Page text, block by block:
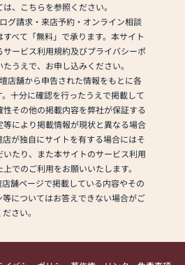
、こちらを参照ください。
グ請求・来店予約・オンライン相談
べて「無料」で承ります。本サイト
ービス利用規約及びプライバシーポ
うえで、お申し込みください。
店舗から申告された情報をもとに各
十分に確認を行ったうえで掲載して
その他の掲載内容を弊社が保証する
により掲載情報が現状と異なる場合
が独自にサイトを有する場合にはそ
たり、また本サイトのサービス利用
でのご利用をお願いいたします。
舗ページで掲載している内容やその
についてはお答えできない場合がご
さい。